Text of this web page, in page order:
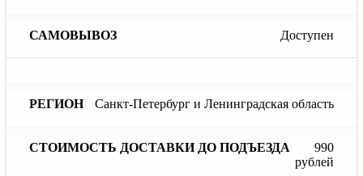
Доступен
Санкт-Петербург и Ленинградская область
990
рублей